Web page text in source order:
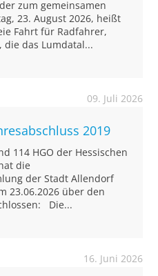
zum gemeinsamen
23. August 2026, heißt
Fahrt für Radfahrer,
die das Lumdatal...
09. Juli 2026
2019
114 HGO der Hessischen
die
der Stadt Allendorf
23.06.2026 über den
Die...
16. Juni 2026